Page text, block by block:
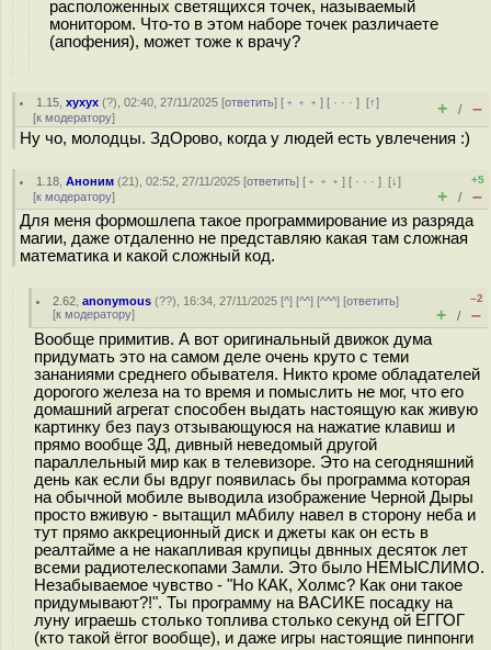
расположенных светящихся точек, называемый
монитором. Что-то в этом наборе точек различаете
(апофения), может тоже к врачу?
1.15 ,хухух (?), 02:40, 27/11/2025 [ответить] [ ﹢﹢﹢] [ · · ·][↑]
[к модератору] + / –
Ну чо, молодцы. ЗдОрово, когда у людей есть увлечения :)
1.18 ,Аноним (21), 02:52, 27/11/2025 [ответить] [ ﹢﹢﹢] [ · · ·][↓]
[к модератору]
+5
+ / –
Для меня формошлепа такое программирование из разряда
магии, даже отдаленно не представляю какая там сложная
математика и какой сложный код.
2.62 ,anonymous (??), 16:34, 27/11/2025 [^] [^^] [^^^] [ответить]
[к модератору]
–2
+ / –
Вообще примитив. А вот оригинальный движок дума
придумать это на самом деле очень круто с теми
зананиями среднего обывателя. Никто кроме обладателей
дорогого железа на то время и помыслить не мог, что его
домашний агрегат способен выдать настоящую как живую
картинку без пауз отзывающуюся на нажатие клавиш и
прямо вообще 3Д, дивный неведомый другой
параллельный мир как в телевизоре. Это на сегодняшний
день как если бы вдруг появилась бы программа которая
на обычной мобиле выводила изображение Черной Дыры
просто вживую - вытащил мАбилу навел в сторону неба и
тут прямо аккреционный диск и джеты как он есть в
реалтайме а не накапливая крупицы двнных десяток лет
всеми радиотелескопами Замли. Это было НЕМЫСЛИМО.
Незабываемое чувство - "Но КАК, Холмс? Как они такое
придумывают?!". Ты программу на ВАСИКЕ посадку на
луну играешь столько топлива столько секунд ой ЕГГОГ
(кто такой ёггог вообще), и даже игры настоящие пинпонги